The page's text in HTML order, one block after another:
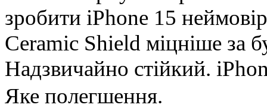
зробити iPhone 15
Ceramic Shield міцніше за
Надзвичайно стійкий.
Яке полегшення.